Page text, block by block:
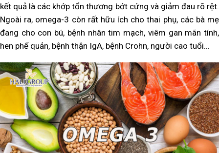
kết quả là các khớp tổn thương bớt cứng và giảm đau rõ rệt.
Ngoài ra, omega-3 còn rất hữu ích cho thai phụ, các bà mẹ
đang cho con bú, bệnh nhân tim mạch, viêm gan mãn tính,
hen phế quản, bệnh thận IgA, bệnh Crohn, người cao tuổi…